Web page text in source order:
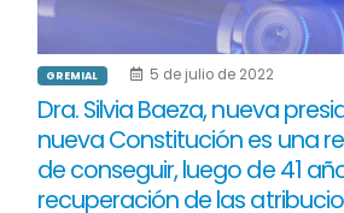
GREMIAL 5 de julio de 2022
Dra. Silvia Baeza, nueva
nueva Constitución es una
de conseguir, luego de 41
recuperación de las